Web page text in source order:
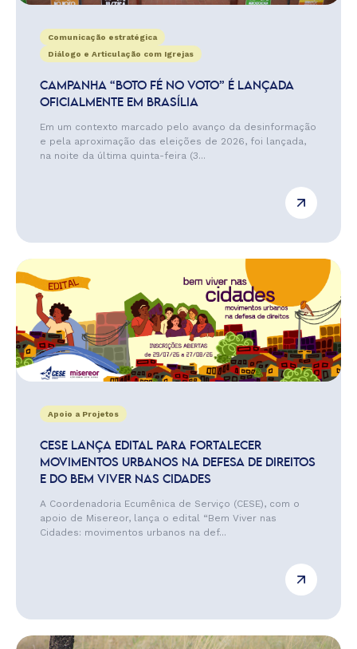
Comunicação estratégica
Diálogo e Articulação com Igrejas
CAMPANHA “BOTO FÉ NO VOTO” É LANÇADA
OFICIALMENTE EM BRASÍLIA
Em um contexto marcado pelo avanço da desinformação
e pela aproximação das eleições de 2026, foi lançada,
na noite da última quinta-feira (3...
Apoio a Projetos
CESE LANÇA EDITAL PARA FORTALECER
MOVIMENTOS URBANOS NA DEFESA DE DIREITOS
E DO BEM VIVER NAS CIDADES
A Coordenadoria Ecumênica de Serviço (CESE), com o
apoio de Misereor, lança o edital “Bem Viver nas
Cidades: movimentos urbanos na def...